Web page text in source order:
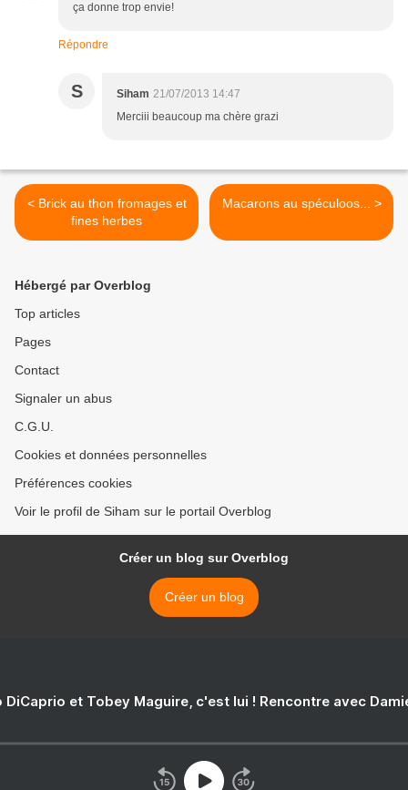
ça donne trop envie!
Répondre
S Siham 21/07/2013 14:47
Merciii beaucoup ma chère grazi
< Brick au thon fromages et
fines herbes
Macarons au spéculoos... >
Hébergé par Overblog
Top articles
Pages
Contact
Signaler un abus
C.G.U.
Cookies et données personnelles
Préférences cookies
Voir le profil de Siham sur le portail Overblog
Créer un blog sur Overblog
Créer un blog
DiCaprio et Tobey Maguire, c'est lui ! Rencontre avec